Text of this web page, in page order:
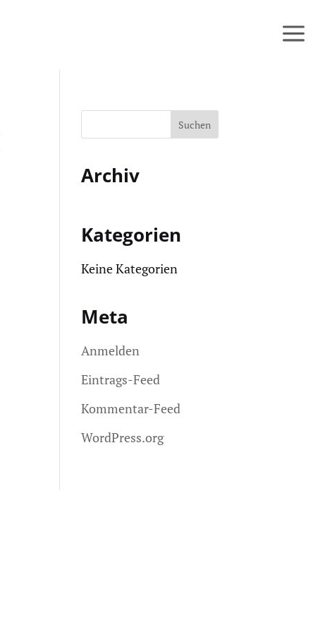
Archiv
Kategorien
Keine Kategorien
Meta
Anmelden
Eintrags-Feed
Kommentar-Feed
WordPress.org